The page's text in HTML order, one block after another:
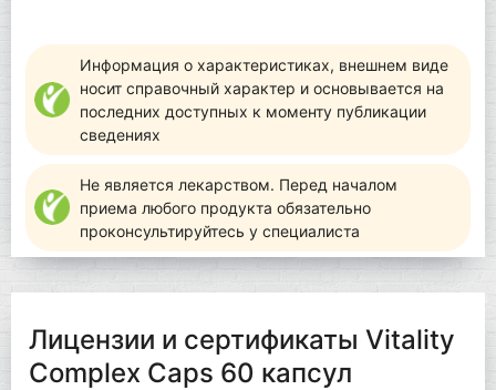
Информация о характеристиках, внешнем виде
носит справочный характер и основывается на
последних доступных к моменту публикации
сведениях
Не является лекарством. Перед началом
приема любого продукта обязательно
проконсультируйтесь у специалиста
Лицензии и сертификаты Vitality
Complex Caps 60 капсул